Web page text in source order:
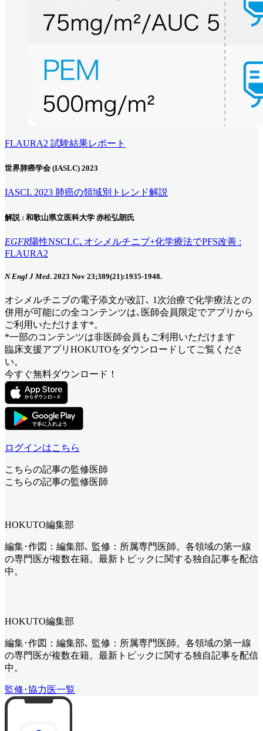
FLAURA2 試験結果レポート
世界肺癌学会 (IASLC) 2023
IASCL 2023 肺癌の領域別トレンド解説
解説 : 和歌山県立医科大学 赤松弘朗氏
EGFR陽性NSCLC､オシメルチニブ+化学療法でPFS改善 :
FLAURA2
N Engl J Med. 2023 Nov 23;389(21):1935-1948.
オシメルチニブの電子添文が改訂､ 1次治療で化学療法との
併用が可能にの全コンテンツは､医師会員限定でアプリから
ご利用いただけます*。
*一部のコンテンツは非医師会員もご利用いただけます
臨床支援アプリHOKUTOをダウンロードしてご覧くださ
い。
今すぐ無料ダウンロード！
ログインはこちら
こちらの記事の監修医師
こちらの記事の監修医師
HOKUTO編集部
編集･作図：編集部､ 監修：所属専門医師。各領域の第一線
の専門医が複数在籍。最新トピックに関する独自記事を配信
中。
HOKUTO編集部
編集･作図：編集部､ 監修：所属専門医師。各領域の第一線
の専門医が複数在籍。最新トピックに関する独自記事を配信
中。
監修･協力医一覧